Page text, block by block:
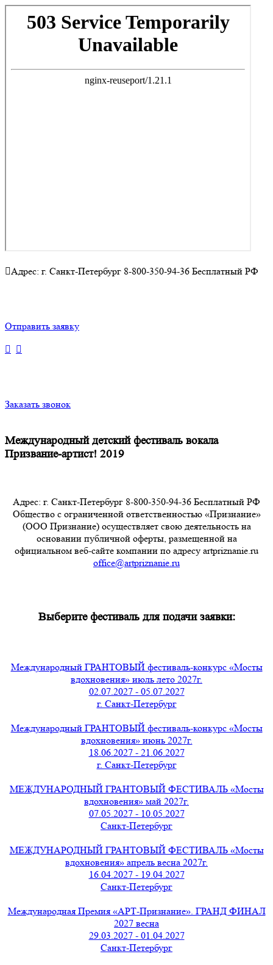
Адрес: г. Санкт-Петербург 8-800-350-94-36 Бесплатный РФ
Отправить заявку
Заказать звонок
Международный детский фестиваль вокала
Призвание-артист! 2019
Адрес: г. Санкт-Петербург 8-800-350-94-36 Бесплатный РФ
Общество с ограниченной ответственностью «Признание»
(ООО Признание) осуществляет свою деятельность на
основании публичной оферты, размещенной на
официальном веб-сайте компании по адресу artpriznanie.ru
office@artpriznanie.ru
Выберите фестиваль для подачи заявки:
Международный ГРАНТОВЫЙ фестиваль-конкурс «Мосты
вдохновения» июль лето 2027г.
02.07.2027 - 05.07.2027
г. Санкт-Петербург
Международный ГРАНТОВЫЙ фестиваль-конкурс «Мосты
вдохновения» июнь 2027г.
18.06.2027 - 21.06.2027
г. Санкт-Петербург
МЕЖДУНАРОДНЫЙ ГРАНТОВЫЙ ФЕСТИВАЛЬ «Мосты
вдохновения» май 2027г.
07.05.2027 - 10.05.2027
Санкт-Петербург
МЕЖДУНАРОДНЫЙ ГРАНТОВЫЙ ФЕСТИВАЛЬ «Мосты
вдохновения» апрель весна 2027г.
16.04.2027 - 19.04.2027
Санкт-Петербург
Международная Премия «АРТ-Признание». ГРАНД ФИНАЛ
2027 весна
29.03.2027 - 01.04.2027
Санкт-Петербург